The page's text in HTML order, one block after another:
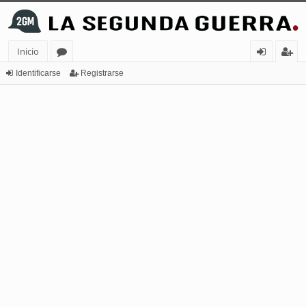
Inicio
or
Identificarse Registrarse